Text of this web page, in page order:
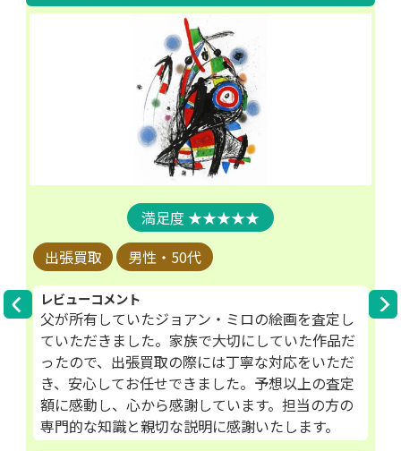
★★★★★
出張買取
男性・50代
レビューコメント
父が所有していたジョアン・ミロの絵画を査定し
ていただきました。家族で大切にしていた作品だ
ったので、出張買取の際には丁寧な対応をいただ
き、安心してお任せできました。予想以上の査定
額に感動し、心から感謝しています。担当の方の
専門的な知識と親切な説明に感謝いたします。